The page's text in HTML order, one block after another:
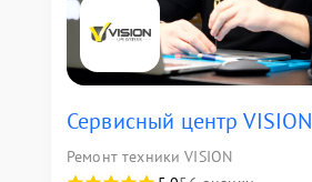
Сервисный центр VISION
Ремонт техники VISION